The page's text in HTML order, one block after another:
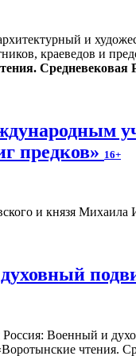
и
краеведов и
предков» 16+
и князя Михаила
чтения.